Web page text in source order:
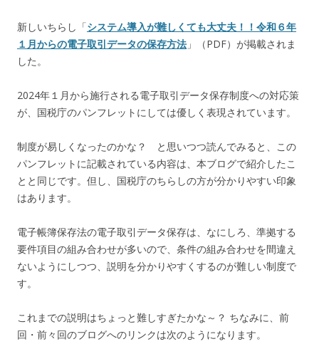
新しいちらし「システム導入が難しくても大丈夫！！令和６年
１月からの電子取引データの保存方法 」（PDF）が掲載されま
した。
2024年１月から施行される電子取引データ保存制度への対応策
が、国税庁のパンフレットにしては優しく表現されています。
制度が易しくなったのかな？ と思いつつ読んでみると、この
パンフレットに記載されている内容は、本ブログで紹介したこ
とと同じです。但し、国税庁のちらしの方が分かりやすい印象
はあります。
電子帳簿保存法の電子取引データ保存は、なにしろ、準拠する
要件項目の組み合わせが多いので、条件の組み合わせを間違え
ないようにしつつ、説明を分かりやすくするのが難しい制度で
す。
これまでの説明はちょっと難しすぎたかな～？ ちなみに、前
回・前々回のブログへのリンクは次のようになります。